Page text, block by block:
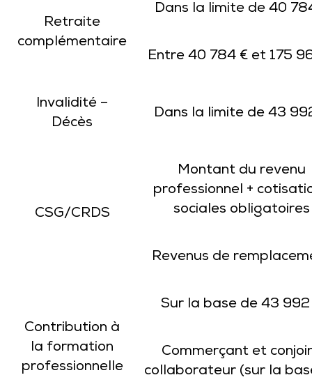
Retraite
complémentaire
Dans la limite de 40
Entre 40 784 € et 175
Invalidité –
Décès
Dans la limite de 43
CSG/CRDS
Montant du revenu
professionnel +
sociales obligatoires
Revenus de
Contribution à
la formation
professionnelle
Sur la base de 43
Commerçant et
collaborateur (sur la